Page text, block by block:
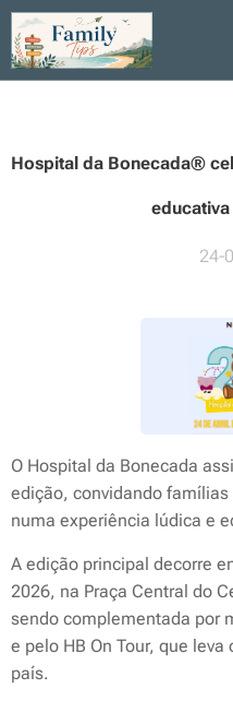
Hospital da Bonecada®
24-
O Hospital da Bonecada
edição, convidando
numa experiência lúdica e
A edição principal decorre
2026, na Praça Central do
sendo complementada por
e pelo HB On Tour, que
país.